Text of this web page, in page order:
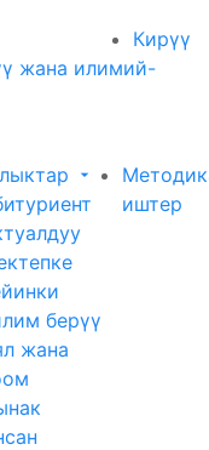
Кирүү
жана илимий-
берүү
жана
иштер